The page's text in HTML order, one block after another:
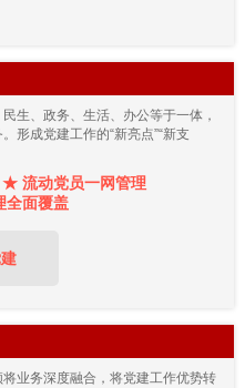
生、政务、生活、办公等于一体，
形成党建工作的“新亮点”“新支
★ 流动党员一网管理
面覆盖
业务深度融合，将党建工作优势转